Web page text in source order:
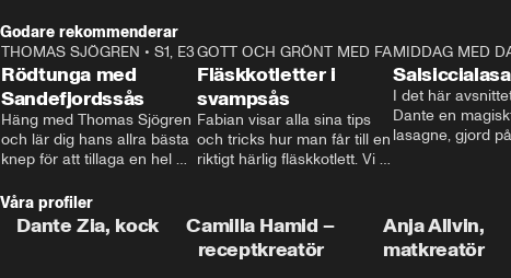
Godare rekommenderar
13:56
THOMAS SJÖGREN • S1, E3
Rödtunga med
Sandefjordssås
Häng med Thomas Sjögren
och lär dig hans allra bästa
knep för att tillaga en hel
helstekt rödtunga med
sandefjordssås och en
magisk sallad på pepparrot
12:17
GOTT OCH GRÖNT MED FABBE•S2, E2
Fläskkotletter i
svampsås
Fabian visar alla sina tips
och tricks hur man får till en
riktigt härlig fläskkotlett. Vi
Fredrik som lämnat stan
och sadlat om till grisbonde
på Gotland.
MIDDAG MED
I det här
Dante en
lasagne, gjord
Våra profiler
Dante Zia, kock
Camilla Hamid –
receptkreatör
Anja Allvin,
matkreatör